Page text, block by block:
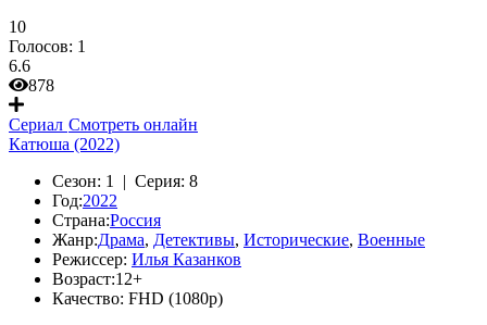
10
Голосов: 1
6.6
878
Сериал Смотреть онлайн
Катюша (2022)
Сезон: 1 | Серия: 8
Год:2022
Страна:Россия
Жанр:Драма, Детективы, Исторические, Военные
Режиссер: Илья Казанков
Возраст:12+
Качество: FHD (1080p)